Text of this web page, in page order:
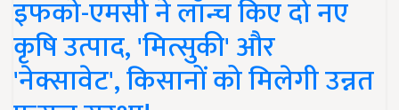
इफको-एमसी ने लॉन्च किए दो नए
कृषि उत्पाद, 'मित्सुकी' और
'नेक्सावेट', किसानों को मिलेगी उन्नत